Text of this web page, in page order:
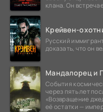
клана. Он
Крейвен-
Русский
доказать, что он
Мандалорец и
События
через пять лет
«Возвращение
её остатки —